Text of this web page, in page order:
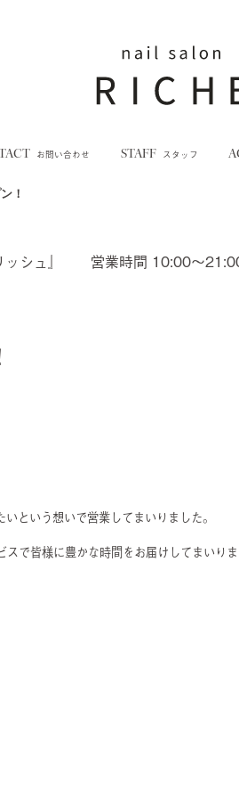
お問い合わせ STAFF スタッフ
！
シュ』 営業時間 10:00～
という想いで営業してまいりました。
で皆様に豊かな時間をお届けしてまいりま